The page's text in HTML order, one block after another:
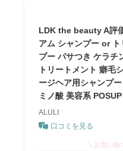
LDK the beauty A評
アム シャンプー or
プー パサつき ケラチ
トリートメント 癖毛
ージヘア用シャンプ
ミノ酸 美容系 POSUP
ALULI
口コミを見る
＼お買い物